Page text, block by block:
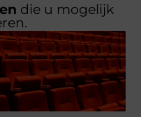
die u mogelijk